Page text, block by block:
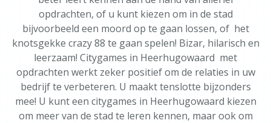
opdrachten, of u kunt kiezen om in de stad
bijvoorbeeld een moord op te gaan lossen, of het
knotsgekke crazy 88 te gaan spelen! Bizar, hilarisch en
leerzaam! Citygames in Heerhugowaard met
opdrachten werkt zeker positief om de relaties in uw
bedrijf te verbeteren. U maakt tenslotte bijzonders
mee! U kunt een citygames in Heerhugowaard kiezen
om meer van de stad te leren kennen, maar ook om